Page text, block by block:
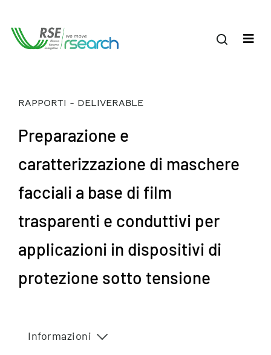
RAPPORTI - DELIVERABLE
Preparazione e
caratterizzazione di maschere
facciali a base di film
trasparenti e conduttivi per
applicazioni in dispositivi di
protezione sotto tensione
Informazioni